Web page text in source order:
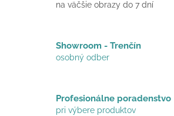
na väčšie obrazy do 7 dní
Showroom - Trenčín
osobný odber
Profesionálne poradenstvo
pri výbere produktov